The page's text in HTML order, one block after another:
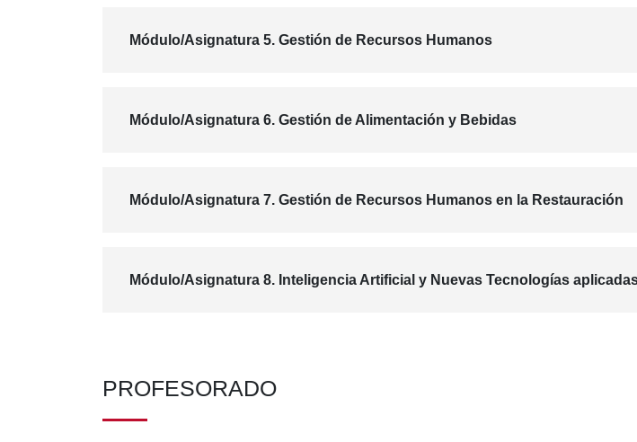
Módulo/Asignatura 5. Gestión de Recursos Humanos
Módulo/Asignatura 6. Gestión de Alimentación y Bebidas
Módulo/Asignatura 7. Gestión de Recursos Humanos en la Restauración
Módulo/Asignatura 8. Inteligencia Artificial y Nuevas Tecnologías
PROFESORADO